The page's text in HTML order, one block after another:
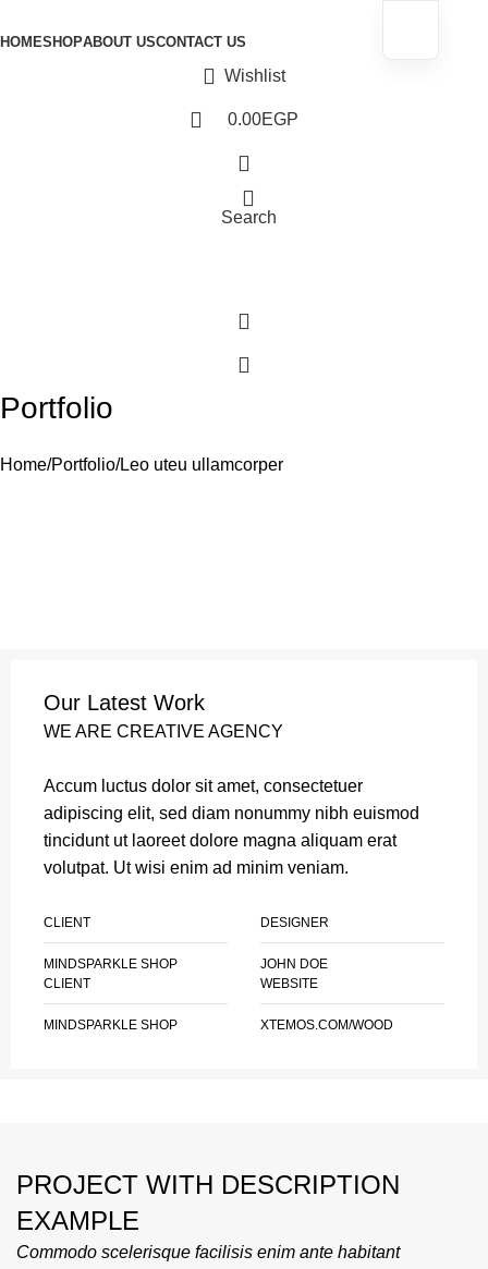
HOMESHOPABOUT USCONTACT US
Wishlist
0.00EGP
Search
Portfolio
Home Portfolio Leo uteu ullamcorper
Our Latest Work
WE ARE CREATIVE AGENCY
Accum luctus dolor sit amet, consectetuer
adipiscing elit, sed diam nonummy nibh euismod
tincidunt ut laoreet dolore magna aliquam erat
volutpat. Ut wisi enim ad minim veniam.
CLIENT
MINDSPARKLE SHOP
DESIGNER
JOHN DOE
CLIENT
MINDSPARKLE SHOP
WEBSITE
XTEMOS.COM/WOOD
PROJECT WITH DESCRIPTION
EXAMPLE
Commodo scelerisque facilisis enim ante habitant
Arrivals Just Dropped ✨ Shop Before They’re Gone
Arrivals Just Dropped ✨ Shop Before They’re Gone